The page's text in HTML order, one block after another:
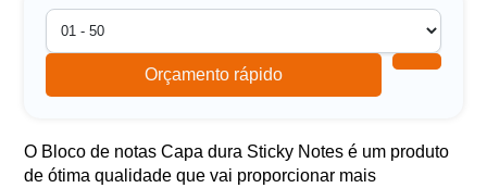
Orçamento rápido
O Bloco de notas Capa dura Sticky Notes é um produto
de ótima qualidade que vai proporcionar mais